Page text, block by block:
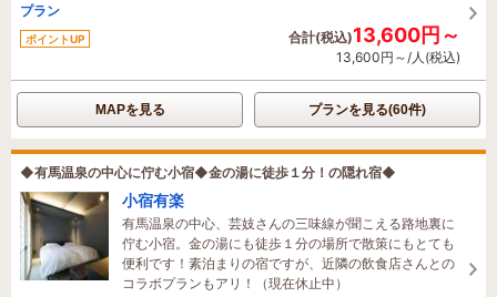
プラン
ポイントUP 合計(税込)13,600円～
13,600円～/人(税込)
MAPを見る プランを見る(60件)
◆有馬温泉の中心に佇む小宿◆金の湯に徒歩１分！の隠れ宿◆
小宿有楽
有馬温泉の中心、芸妓さんの三味線が聞こえる路地裏に
佇む小宿。金の湯にも徒歩１分の場所で散策にもとても
便利です！素泊まりの宿ですが、近隣の飲食店さんとの
コラボプランもアリ！（現在休止中）